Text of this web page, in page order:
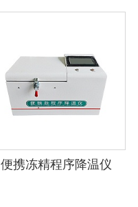
便携冻精程序降温仪